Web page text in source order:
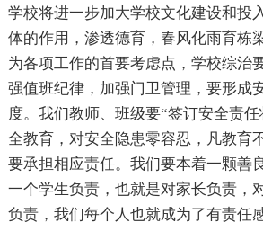
学校将进一步加大学校文化建设和投
体的作用，渗透德育，春风化雨育栋
为各项工作的首要考虑点，学校综治
强值班纪律，加强门卫管理，要形成
度。我们教师、班级要“签订安全责
全教育，对安全隐患零容忍，凡教育
要承担相应责任。我们要本着一颗善
一个学生负责，也就是对家长负责，
负责，我们每个人也就成为了有责任